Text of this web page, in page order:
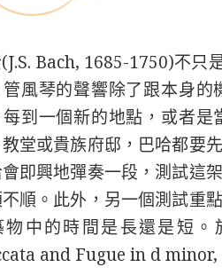
Bach, 1685-1750)不只
風琴的聲響除了跟本身
到一個新的地點，或者
堂或貴族府邸，巴哈都要
即興地彈奏一段，測試這
順。此外，另一個測試重
物中的時間是長還是短
and Fugue in d minor,